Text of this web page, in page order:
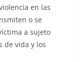
en las
o se
a sujeto
de vida y los